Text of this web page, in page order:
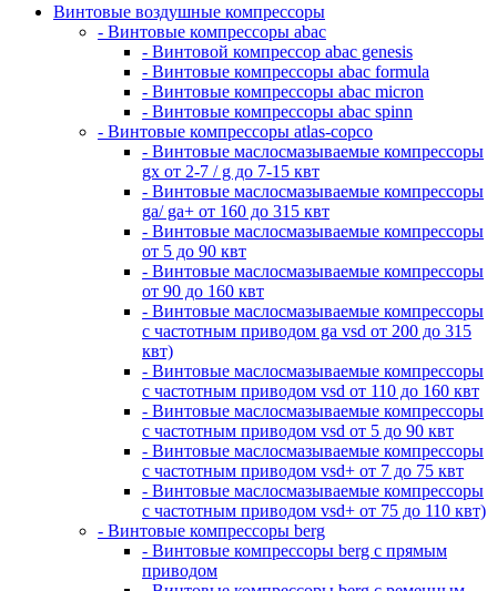
Винтовые воздушные компрессоры
- Винтовые компрессоры abac
- Винтовой компрессор abac genesis
- Винтовые компрессоры abac formula
- Винтовые компрессоры abac micron
- Винтовые компрессоры abac spinn
- Винтовые компрессоры atlas-copco
- Винтовые маслосмазываемые компрессоры
gx от 2-7 / g до 7-15 квт
- Винтовые маслосмазываемые компрессоры
ga/ ga+ от 160 до 315 квт
- Винтовые маслосмазываемые компрессоры
от 5 до 90 квт
- Винтовые маслосмазываемые компрессоры
от 90 до 160 квт
- Винтовые маслосмазываемые компрессоры
с частотным приводом ga vsd от 200 до 315
квт)
- Винтовые маслосмазываемые компрессоры
с частотным приводом vsd от 110 до 160 квт
- Винтовые маслосмазываемые компрессоры
с частотным приводом vsd от 5 до 90 квт
- Винтовые маслосмазываемые компрессоры
с частотным приводом vsd+ от 7 до 75 квт
- Винтовые маслосмазываемые компрессоры
с частотным приводом vsd+ от 75 до 110 квт)
- Винтовые компрессоры berg
- Винтовые компрессоры berg с прямым
приводом